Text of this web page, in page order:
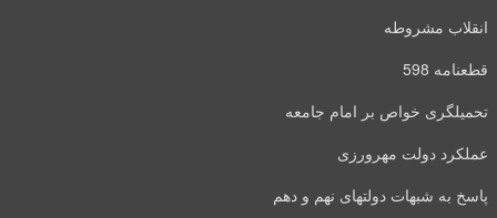
انقلاب مشروطه
قطعنامه 598
تحمیلگری خواص بر امام جامعه
عملکرد دولت مهرورزی
پاسخ به شبهات دولتهای نهم و دهم